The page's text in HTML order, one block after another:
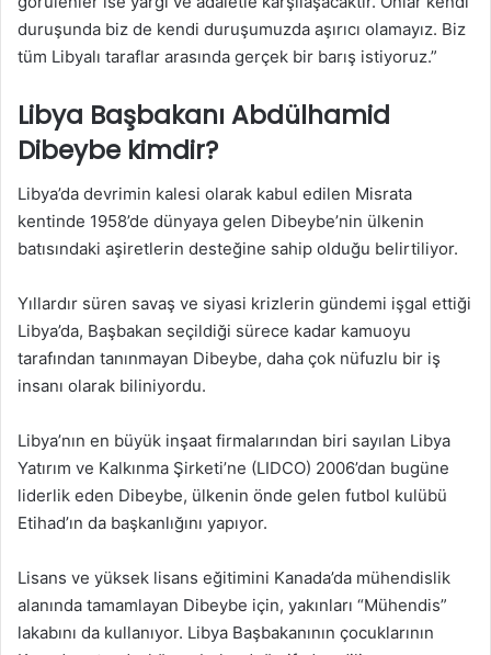
duruşunda biz de kendi duruşumuzda aşırıcı olamayız. Biz
tüm Libyalı taraflar arasında gerçek bir barış istiyoruz.”
Libya Başbakanı Abdülhamid
Dibeybe kimdir?
Libya’da devrimin kalesi olarak kabul edilen Misrata
kentinde 1958’de dünyaya gelen Dibeybe’nin ülkenin
batısındaki aşiretlerin desteğine sahip olduğu belirtiliyor.
Yıllardır süren savaş ve siyasi krizlerin gündemi işgal ettiği
Libya’da, Başbakan seçildiği sürece kadar kamuoyu
tarafından tanınmayan Dibeybe, daha çok nüfuzlu bir iş
insanı olarak biliniyordu.
Libya’nın en büyük inşaat firmalarından biri sayılan Libya
Yatırım ve Kalkınma Şirketi’ne (LIDCO) 2006’dan bugüne
liderlik eden Dibeybe, ülkenin önde gelen futbol kulübü
Etihad’ın da başkanlığını yapıyor.
Lisans ve yüksek lisans eğitimini Kanada’da mühendislik
alanında tamamlayan Dibeybe için, yakınları “Mühendis”
lakabını da kullanıyor. Libya Başbakanının çocuklarının